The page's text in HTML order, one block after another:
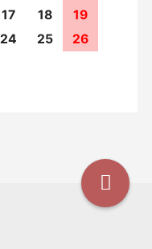
17 18
19
24 25
26